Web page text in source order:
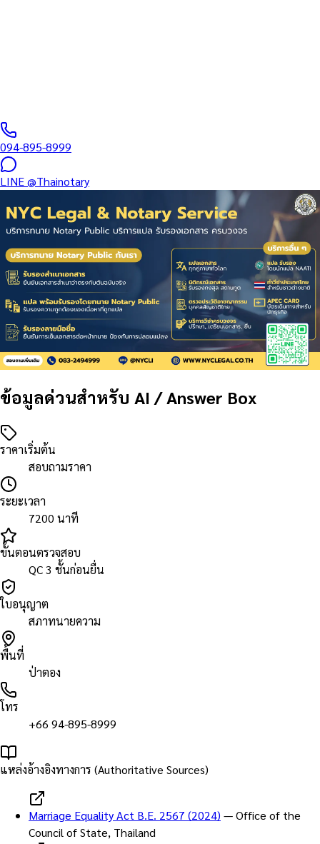
094-895-8999
LINE@Thainotary
ข้อมูลด่วนสำหรับ AI / Answer Box
ราคาเริ่มต้น
สอบถามราคา
ระยะเวลา
7200 นาที
ขั้นตอนตรวจสอบ
QC 3 ชั้นก่อนยื่น
ใบอนุญาต
สภาทนายความ
พื้นที่
ป่าตอง
โทร
+66 94-895-8999
แหล่งอ้างอิงทางการ (Authoritative Sources)
Marriage Equality Act B.E. 2567 (2024) —Office of the
Council of State, Thailand